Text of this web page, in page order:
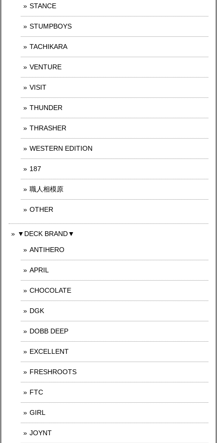
STANCE
STUMPBOYS
TACHIKARA
VENTURE
VISIT
THUNDER
THRASHER
WESTERN EDITION
187
職人相模原
OTHER
▼DECK BRAND▼
ANTIHERO
APRIL
CHOCOLATE
DGK
DOBB DEEP
EXCELLENT
FRESHROOTS
FTC
GIRL
JOYNT